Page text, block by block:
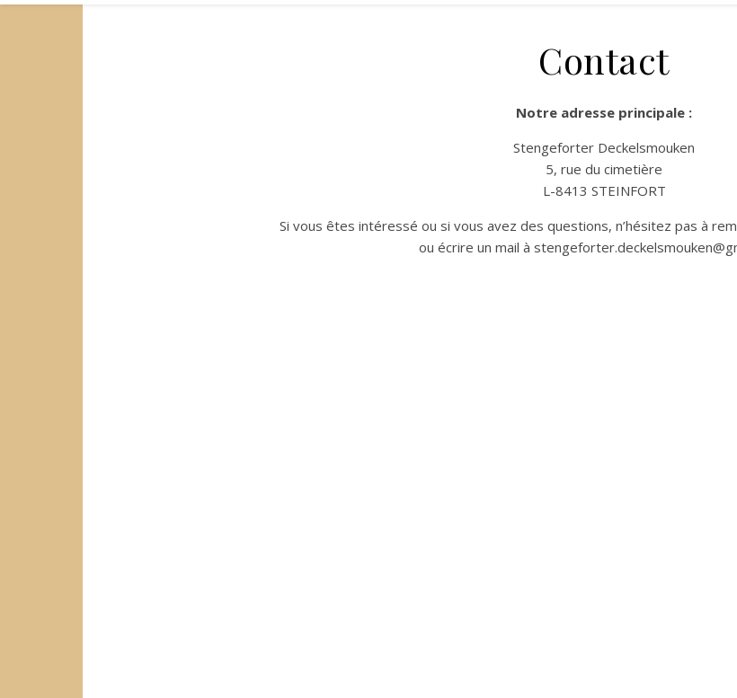
Contact
Notre adresse principale :
Stengeforter Deckelsmouken
5, rue du cimetière
L-8413 STEINFORT
Si vous êtes intéressé ou si vous avez des questions, n’hésitez pas à
ou écrire un mail à